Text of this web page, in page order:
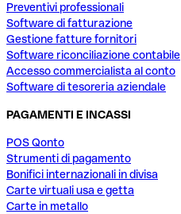
Preventivi professionali
Software di fatturazione
Gestione fatture fornitori
Software riconciliazione contabile
Accesso commercialista al conto
Software di tesoreria aziendale
PAGAMENTI E INCASSI
POS Qonto
Strumenti di pagamento
Bonifici internazionali in divisa
Carte virtuali usa e getta
Carte in metallo